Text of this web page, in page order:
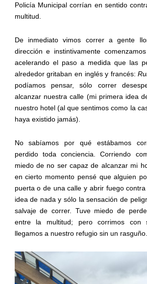
Policía Municipal corrían en sentido
multitud.
De inmediato vimos correr a gente
dirección e instintivamente
acelerando el paso a medida que las
alrededor gritaban en inglés y francés:
podíamos pensar, sólo correr
alcanzar nuestra calle (mi primera idea
nuestro hotel (al que sentimos como la
haya existido jamás).
No sabíamos por qué estábamos
perdido toda conciencia. Corriendo
miedo de no ser capaz de alcanzar mi
en cierto momento pensé que alguien
puerta o de una calle y abrir fuego
idea de nada y sólo la sensación de
salvaje de correr. Tuve miedo de
entre la multitud; pero corrimos
llegamos a nuestro refugio sin un rasguño.